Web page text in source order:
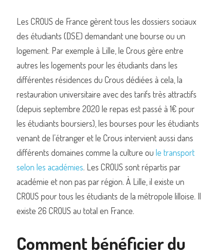
Les CROUS de France gèrent tous les dossiers sociaux
des étudiants (DSE) demandant une bourse ou un
logement. Par exemple à Lille, le Crous gère entre
autres les logements pour les étudiants dans les
différentes résidences du Crous dédiées à cela, la
restauration universitaire avec des tarifs très attractifs
(depuis septembre 2020 le repas est passé à 1€ pour
les étudiants boursiers), les bourses pour les étudiants
venant de l’étranger et le Crous intervient aussi dans
différents domaines comme la culture ou le transport
selon les académies. Les CROUS sont répartis par
académie et non pas par région. À Lille, il existe un
CROUS pour tous les étudiants de la métropole lilloise. Il
existe 26 CROUS au total en France.
Comment bénéficier du